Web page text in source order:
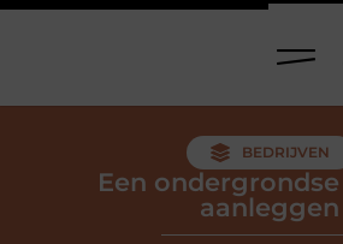
BEDRIJVEN
Een
aanleggen